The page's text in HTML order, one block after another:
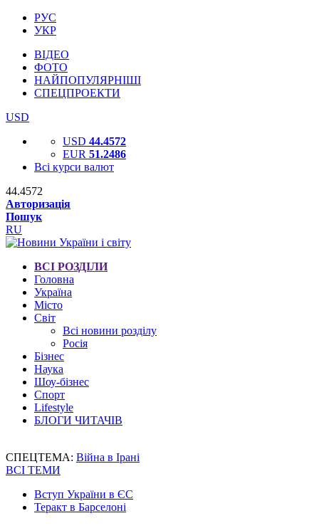
РУС
УКР
ВІДЕО
ФОТО
НАЙПОПУЛЯРНІШІ
СПЕЦПРОЕКТИ
USD
USD 44.4572
EUR 51.2486
Всі курси валют
44.4572
Авторизація
Пошук
RU
ВСІ РОЗДІЛИ
Головна
Україна
Місто
Світ
Всі новини розділу
Росія
Бізнес
Наука
Шоу-бізнес
Спорт
Lifestyle
БЛОГИ ЧИТАЧІВ
СПЕЦТЕМА: Війна в Ірані
ВСІ ТЕМИ
Вступ України в ЄС
Теракт в Барселоні